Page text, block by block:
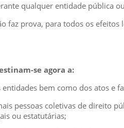
qualquer entidade pública
faz prova, para todos os
se agora a:
bem como dos atos e
pessoas coletivas de direito
ou estatutárias;